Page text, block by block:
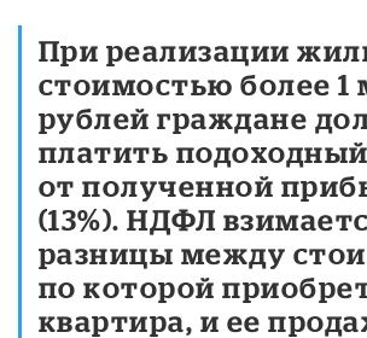
При реализации
стоимостью более 1
рублей граждане
платить
от полученной
(13%). НДФЛ
разницы между
по которой
квартира, и ее